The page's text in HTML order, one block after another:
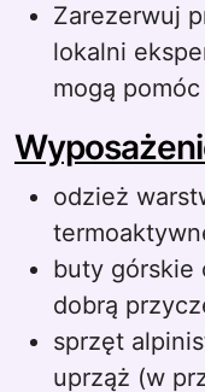
Zarezerwuj
lokalni
mogą
odzież
buty górskie
dobrą
sprzęt
uprząż (w